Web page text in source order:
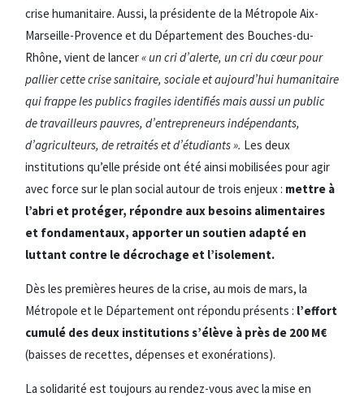
crise humanitaire. Aussi, la présidente de la Métropole Aix-
Marseille-Provence et du Département des Bouches-du-
Rhône, vient de lancer« un cri d’alerte, un cri du cœur pour
pallier cette crise sanitaire, sociale et aujourd’hui humanitaire
qui frappe les publics fragiles identifiés mais aussi un public
de travailleurs pauvres, d’entrepreneurs indépendants,
d’agriculteurs, de retraités et d’étudiants ». Les deux
institutions qu’elle préside ont été ainsi mobilisées pour agir
avec force sur le plan social autour de trois enjeux : mettre à
l’abri et protéger, répondre aux besoins alimentaires
et fondamentaux, apporter un soutien adapté en
luttant contre le décrochage et l’isolement.
Dès les premières heures de la crise, au mois de mars, la
Métropole et le Département ont répondu présents : l’effort
cumulé des deux institutions s’élève à près de 200 M€
(baisses de recettes, dépenses et exonérations).
La solidarité est toujours au rendez-vous avec la mise en